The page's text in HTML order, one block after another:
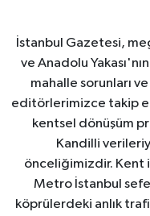
İstanbul Gazetesi,
ve Anadolu
mahalle sorunları
editörlerimizce takip
kentsel dönüşüm
Kandilli
önceliğimizdir. Kent
Metro İstanbul
köprülerdeki anlık